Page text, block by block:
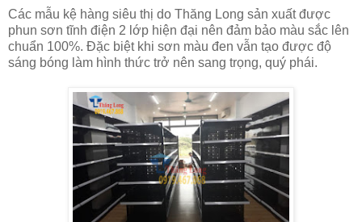
Các mẫu kệ hàng siêu thị do Thăng Long sản xuất được
phun sơn tĩnh điện 2 lớp hiện đại nên đảm bảo màu sắc lên
chuẩn 100%. Đặc biệt khi sơn màu đen vẫn tạo được độ
sáng bóng làm hình thức trở nên sang trọng, quý phái.